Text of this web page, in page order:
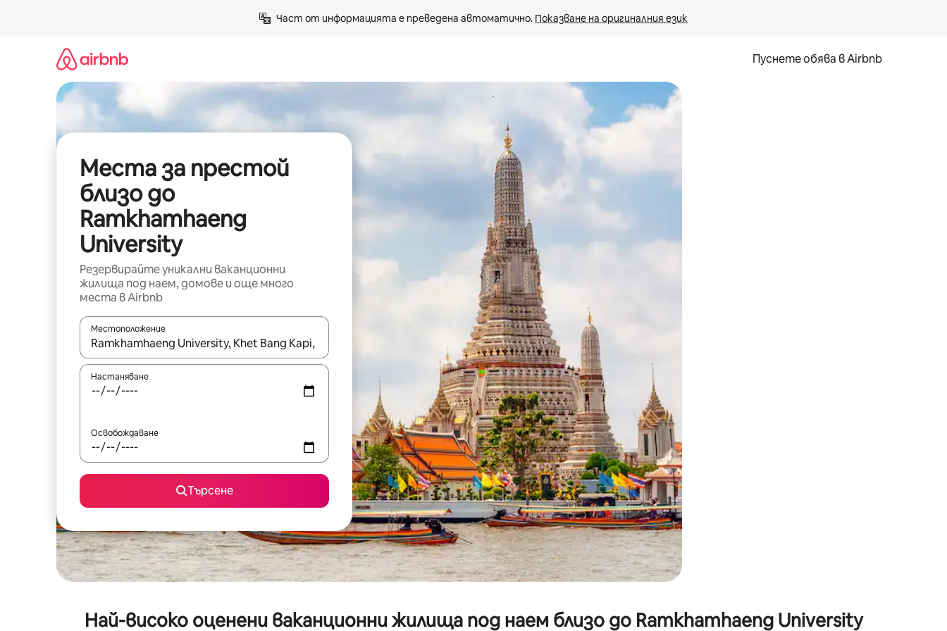
Част от информацията е преведена автоматично. Показване на оригиналния език
Пуснете обява в Airbnb
Места за престой
близо до
Ramkhamhaeng
University
Резервирайте уникални ваканционни
жилища под наем, домове и още много
места в Airbnb
Местоположение
Когато резултатите се покажат, използвайте клавишите със стрелки нагоре и надолу или навигирайте с докосване или плъзгане.
Настаняване
Освобождаване
Търсене
Най-високо оценени ваканционни жилища под наем близо до Ramkhamhaeng University